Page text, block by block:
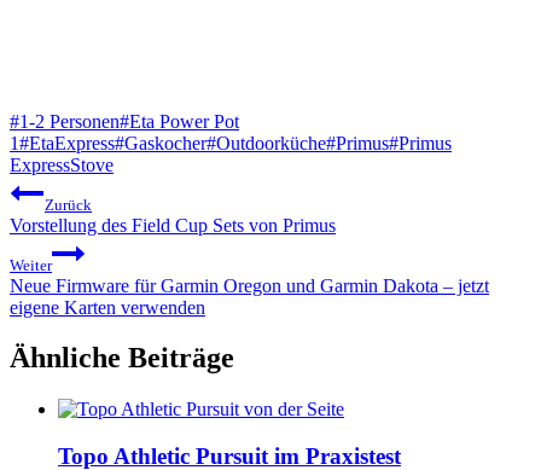
Schlagworte:
#1-2 Personen#Eta Power Pot
1#EtaExpress#Gaskocher#Outdoorküche#Primus#Primus
ExpressStove
Beitragsnavigation
Zurück
Vorstellung des Field Cup Sets von Primus
Weiter
Neue Firmware für Garmin Oregon und Garmin Dakota – jetzt
eigene Karten verwenden
Ähnliche Beiträge
Topo Athletic Pursuit im Praxistest